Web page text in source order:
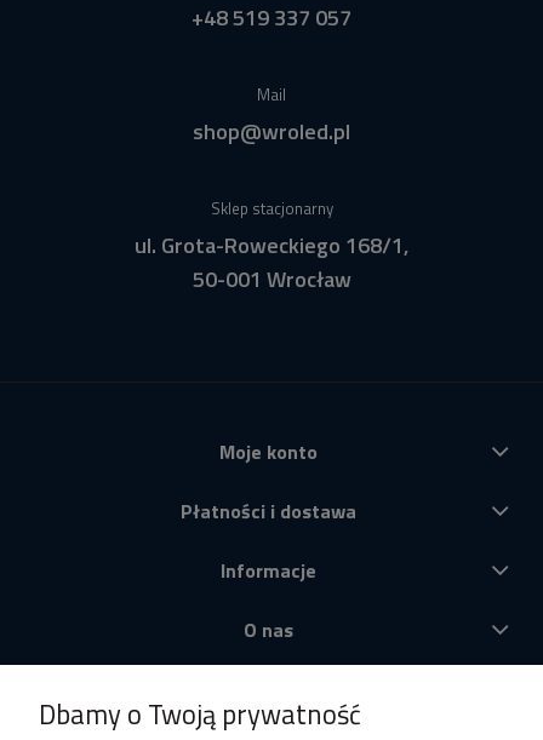
+48 519 337 057
Mail
shop@wroled.pl
Sklep stacjonarny
ul. Grota-Roweckiego 168/1,
50-001 Wrocław
Moje konto
Płatności i dostawa
Informacje
O nas
Dbamy o Twoją prywatność